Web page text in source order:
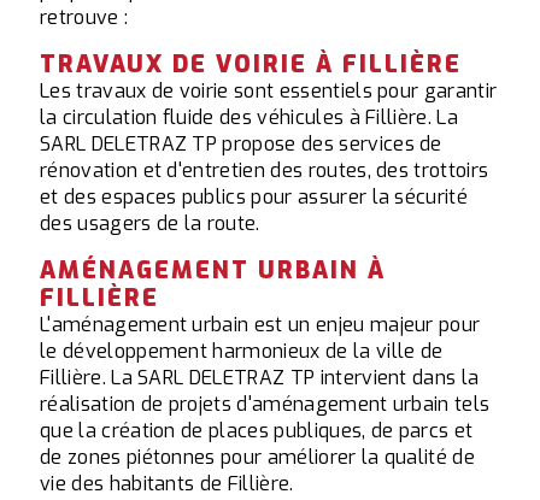
retrouve :
TRAVAUX DE VOIRIE À FILLIÈRE
Les travaux de voirie sont essentiels pour garantir
la circulation fluide des véhicules à Fillière. La
SARL DELETRAZ TP propose des services de
rénovation et d'entretien des routes, des trottoirs
et des espaces publics pour assurer la sécurité
des usagers de la route.
AMÉNAGEMENT URBAIN À
FILLIÈRE
L'aménagement urbain est un enjeu majeur pour
le développement harmonieux de la ville de
Fillière. La SARL DELETRAZ TP intervient dans la
réalisation de projets d'aménagement urbain tels
que la création de places publiques, de parcs et
de zones piétonnes pour améliorer la qualité de
vie des habitants de Fillière.